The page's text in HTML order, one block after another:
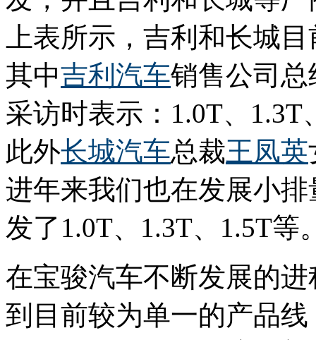
上表所示，吉利和长城
其中吉利汽车销售公司总
采访时表示：1.0T、
此外长城汽车总裁王凤英
进年来我们也在发展小
发了1.0T、1.3T、1.5T等
在宝骏汽车不断发展的
到目前较为单一的产品